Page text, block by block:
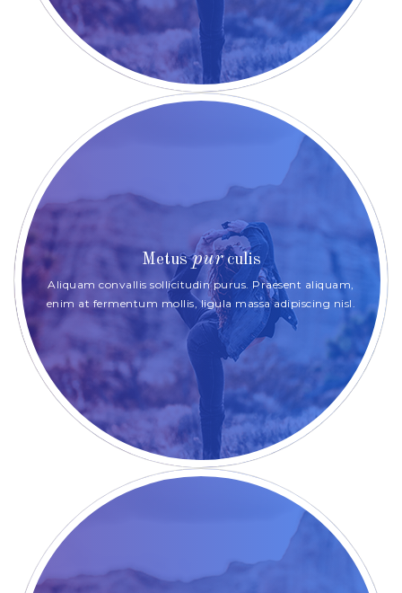
Metuspurculis
Aliquam convallis sollicitudin purus. Praesent aliquam,
enim at fermentum mollis, ligula massa adipiscing nisl.